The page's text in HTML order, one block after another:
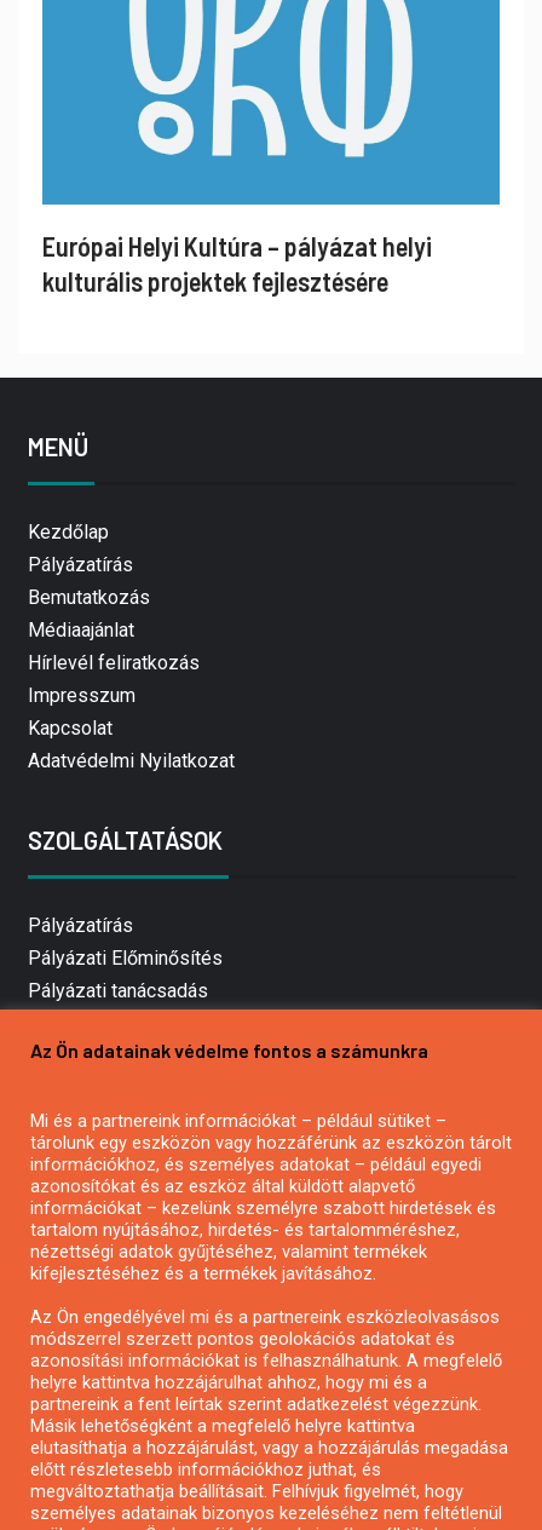
Európai Helyi Kultúra – pályázat helyi
kulturális projektek fejlesztésére
MENÜ
Kezdőlap
Pályázatírás
Bemutatkozás
Médiaajánlat
Hírlevél feliratkozás
Impresszum
Kapcsolat
Adatvédelmi Nyilatkozat
SZOLGÁLTATÁSOK
Pályázatírás
Pályázati Előminősítés
Pályázati tanácsadás
Mezőgazdasági pályázatírás
Pályázatírás civil szervezeteknek
Pályázatírás önkormányzatoknak
Pályázatfigyelés
Specifikus pályázatfigyelés vagy hírlevél
Pályázatok magánszemélyeknek
Pályázatok civil szervezeteknek
Pályázatok vállalkozásoknak
Önkormányzati pályázatok
Mezőgazdasági pályázatok
Az Ön adatainak védelme fontos a számunkra
Mi és a partnereink információkat – például sütiket –
tárolunk egy eszközön vagy hozzáférünk az eszközön tárolt
információkhoz, és személyes adatokat – például egyedi
azonosítókat és az eszköz által küldött alapvető
információkat – kezelünk személyre szabott hirdetések és
tartalom nyújtásához, hirdetés- és tartalomméréshez,
nézettségi adatok gyűjtéséhez, valamint termékek
kifejlesztéséhez és a termékek javításához.
Az Ön engedélyével mi és a partnereink eszközleolvasásos
módszerrel szerzett pontos geolokációs adatokat és
azonosítási információkat is felhasználhatunk. A megfelelő
helyre kattintva hozzájárulhat ahhoz, hogy mi és a
partnereink a fent leírtak szerint adatkezelést végezzünk.
Másik lehetőségként a megfelelő helyre kattintva
elutasíthatja a hozzájárulást, vagy a hozzájárulás megadása
előtt részletesebb információkhoz juthat, és
megváltoztathatja beállításait. Felhívjuk figyelmét, hogy
személyes adatainak bizonyos kezeléséhez nem feltétlenül